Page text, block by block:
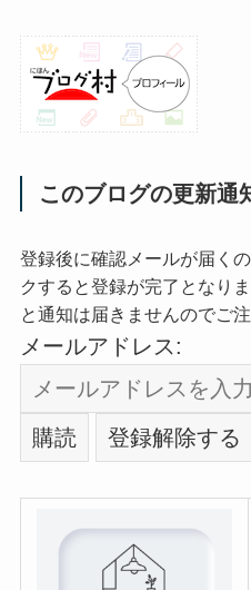
このブログの更新通
登録後に確認メールが届く
クすると登録が完了となり
と通知は届きませんのでご注
メールアドレス: